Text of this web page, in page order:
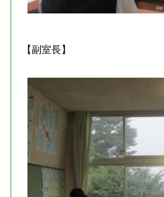
【副室長】